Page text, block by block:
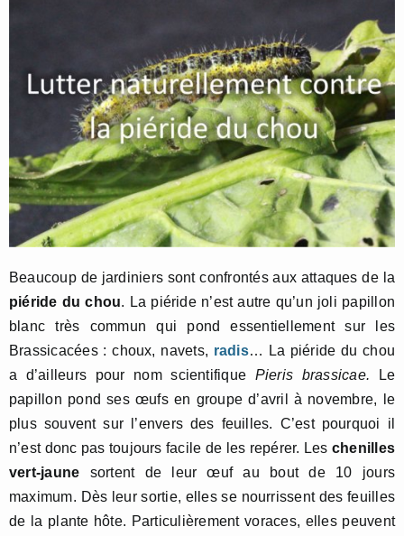
Beaucoup de jardiniers sont confrontés aux attaques de la
piéride du chou. La piéride n’est autre qu’un joli papillon
blanc très commun qui pond essentiellement sur les
Brassicacées : choux, navets, radis… La piéride du chou
a d’ailleurs pour nom scientifique Pieris brassicae.
Le
papillon pond ses œufs en groupe d’avril à novembre, le
plus souvent sur l’envers des feuilles. C’est pourquoi il
n’est donc pas toujours facile de les repérer. Les chenilles
vert-jaune sortent de leur œuf au bout de 10 jours
maximum. Dès leur sortie, elles se nourrissent des feuilles
de la plante hôte. Particulièrement voraces, elles peuvent